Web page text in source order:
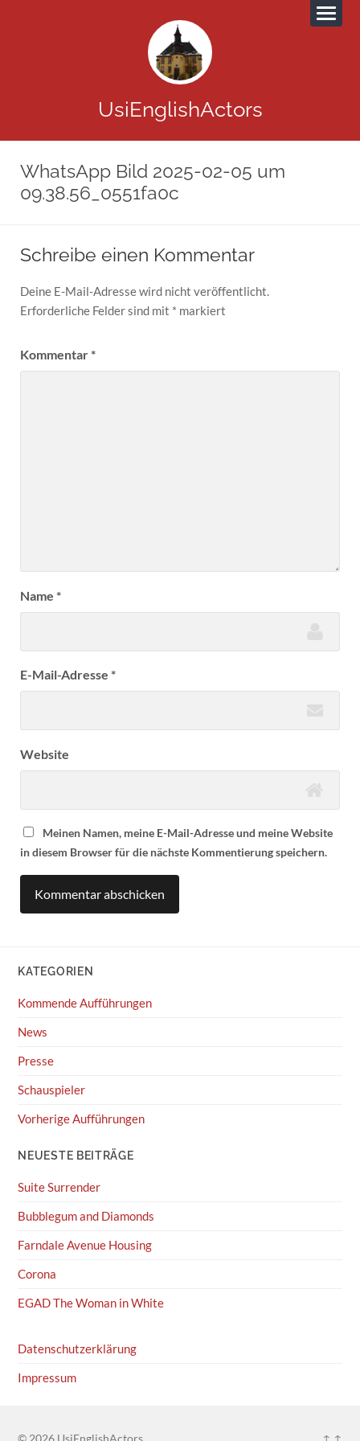
UsiEnglishActors
WhatsApp Bild 2025-02-05 um
09.38.56_0551fa0c
Schreibe einen Kommentar
Deine E-Mail-Adresse wird nicht veröffentlicht.
Erforderliche Felder sind mit * markiert
Kommentar*
Name *
E-Mail-Adresse *
Website
Meinen Namen, meine E-Mail-Adresse und meine Website
in diesem Browser für die nächste Kommentierung speichern.
KATEGORIEN
Kommende Aufführungen
News
Presse
Schauspieler
Vorherige Aufführungen
NEUESTE BEITRÄGE
Suite Surrender
Bubblegum and Diamonds
Farndale Avenue Housing
Corona
EGAD The Woman in White
Datenschutzerklärung
Impressum
© 2026 UsiEnglishActors ↑ ↑